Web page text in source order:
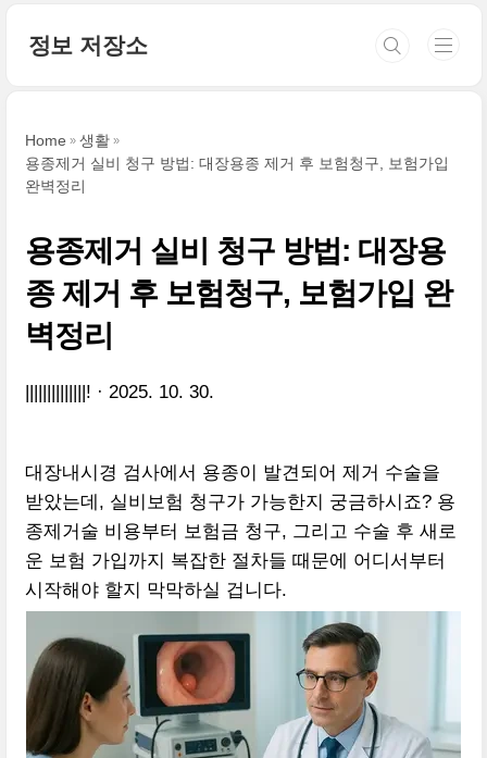
정보 저장소
Home
생활
용종제거 실비 청구 방법: 대장용종 제거 후 보험청구, 보험가입
완벽정리
용종제거 실비 청구 방법: 대장용
종 제거 후 보험청구, 보험가입 완
벽정리
||||||||||||||! 2025. 10. 30.
대장내시경 검사에서 용종이 발견되어 제거 수술을
받았는데, 실비보험 청구가 가능한지 궁금하시죠? 용
종제거술 비용부터 보험금 청구, 그리고 수술 후 새로
운 보험 가입까지 복잡한 절차들 때문에 어디서부터
시작해야 할지 막막하실 겁니다.